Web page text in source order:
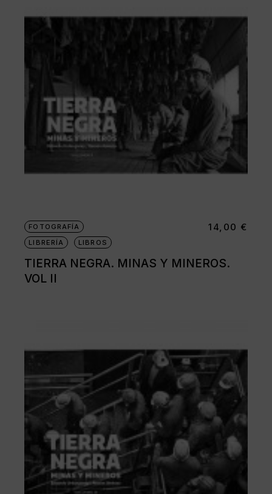
FOTOGRAFÍA
LIBRERÍA
LIBROS
TIERRA NEGRA. MINAS Y MINEROS.
VOL II
14,00 €